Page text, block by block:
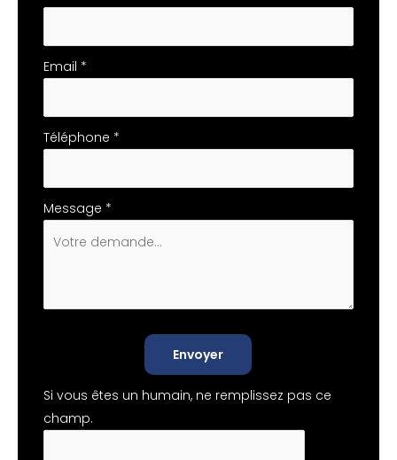
Email *
Téléphone *
Message *
Envoyer
Si vous êtes un humain, ne remplissez pas ce
champ.